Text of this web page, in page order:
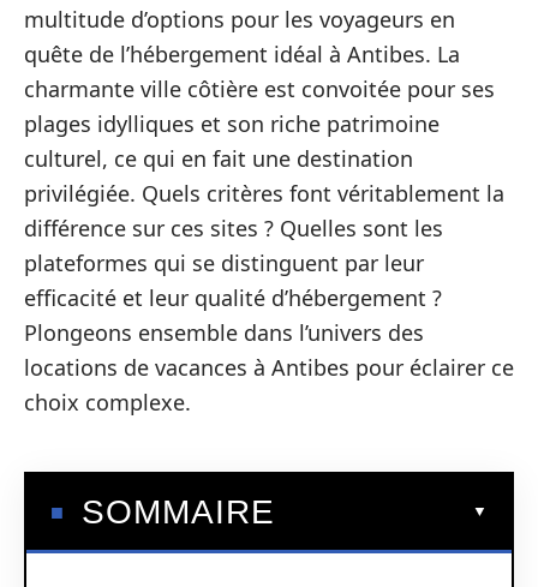
multitude d’options pour les voyageurs en
quête de l’hébergement idéal à Antibes. La
charmante ville côtière est convoitée pour ses
plages idylliques et son riche patrimoine
culturel, ce qui en fait une destination
privilégiée. Quels critères font véritablement la
différence sur ces sites ? Quelles sont les
plateformes qui se distinguent par leur
efficacité et leur qualité d’hébergement ?
Plongeons ensemble dans l’univers des
locations de vacances à Antibes pour éclairer ce
choix complexe.
SOMMAIRE